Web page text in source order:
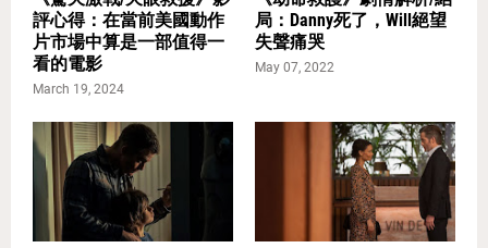
評心得：在當前美國動作
片市場中算是一部值得一
看的電影
March 19, 2024
局：Danny死了，Will絕望
失聲痛哭
May 07, 2022